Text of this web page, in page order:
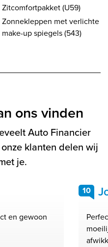
Zitcomfortpakket (U59)
Zonnekleppen met verlichte
make-up spiegels (543)
ons vinden
Auto Financier
klanten delen wij
je.
en gewoon
10